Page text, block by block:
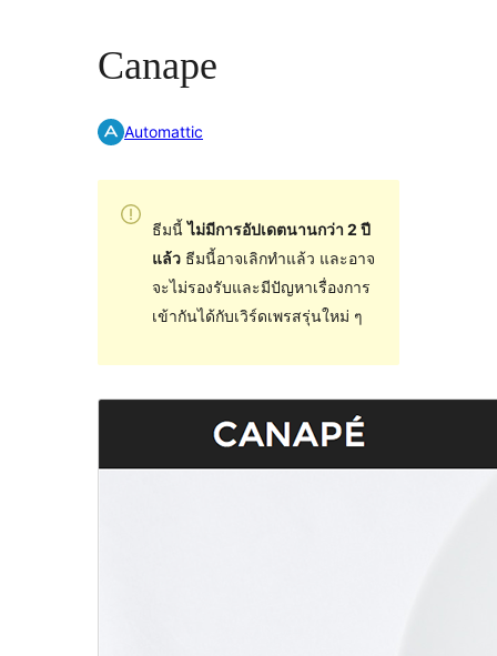
Canape
Automattic
ธีมนี้ไม่มีการอัปเดตนานกว่า 2 ปี
แล้วธีมนี้อาจเลิกทำแล้ว และอาจ
จะไม่รองรับและมีปัญหาเรื่องการ
เข้ากันได้กับเวิร์ดเพรสรุ่นใหม่ ๆ